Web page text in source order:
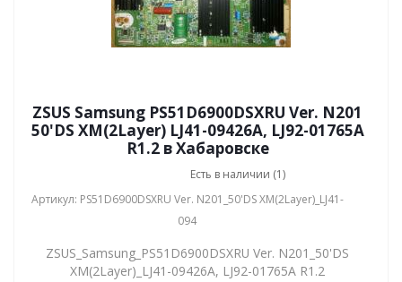
ZSUS Samsung PS51D6900DSXRU Ver. N201
50'DS XM(2Layer) LJ41-09426A, LJ92-01765A
R1.2 в Хабаровске
Есть в наличии (1)
Артикул: PS51D6900DSXRU Ver. N201_50'DS XM(2Layer)_LJ41-
094
ZSUS_Samsung_PS51D6900DSXRU Ver. N201_50'DS
XM(2Layer)_LJ41-09426A, LJ92-01765A R1.2